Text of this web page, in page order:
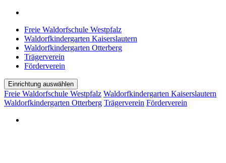
Freie Waldorfschule Westpfalz
Waldorfkindergarten Kaiserslautern
Waldorfkindergarten Otterberg
Trägerverein
Förderverein
Einrichtung auswählen
Freie Waldorfschule Westpfalz Waldorfkindergarten Kaiserslautern
Waldorfkindergarten Otterberg Trägerverein Förderverein